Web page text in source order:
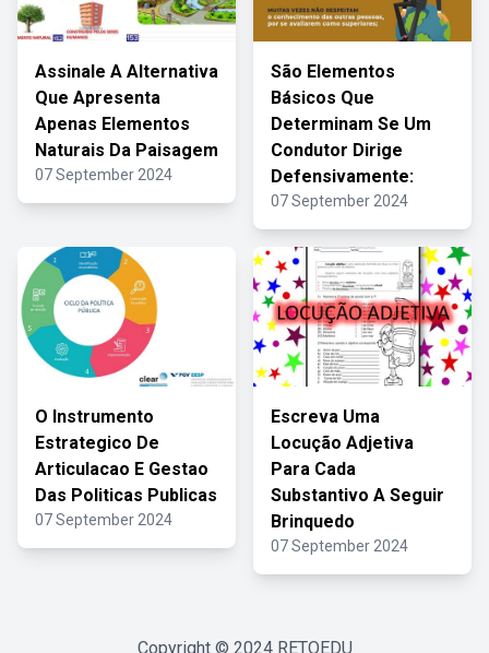
Assinale A Alternativa
Que Apresenta
Apenas Elementos
Naturais Da Paisagem
07 September 2024
São Elementos
Básicos Que
Determinam Se Um
Condutor Dirige
Defensivamente:
07 September 2024
O Instrumento
Estrategico De
Articulacao E Gestao
Das Politicas Publicas
07 September 2024
Escreva Uma
Locução Adjetiva
Para Cada
Substantivo A Seguir
Brinquedo
07 September 2024
Copyright © 2024 RETOEDU